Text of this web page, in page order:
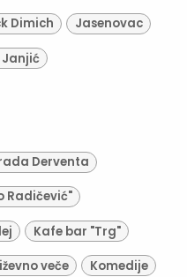
Dimich Jasenovac
Derventa
Radičević"
Kafe bar "Trg"
veče Komedije